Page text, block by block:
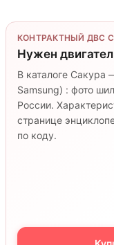
КОНТРАКТНЫЙ ДВС
Нужен
В каталоге Сакура
Samsung) : фото
России.
странице
по коду.